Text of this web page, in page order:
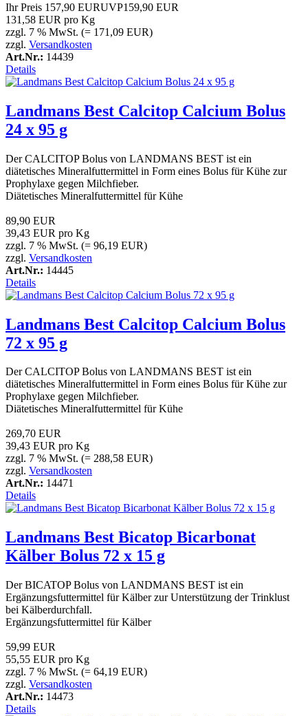
Ihr Preis 157,90 EURUVP159,90 EUR
131,58 EUR pro Kg
zzgl. 7 % MwSt. (= 171,09 EUR)
zzgl. Versandkosten
Art.Nr.: 14439
Details
Landmans Best Calcitop Calcium Bolus
24 x 95 g
Der CALCITOP Bolus von LANDMANS BEST ist ein
diätetisches Mineralfuttermittel in Form eines Bolus für Kühe zur
Prophylaxe gegen Milchfieber.
Diätetisches Mineralfuttermittel für Kühe
89,90 EUR
39,43 EUR pro Kg
zzgl. 7 % MwSt. (= 96,19 EUR)
zzgl. Versandkosten
Art.Nr.: 14445
Details
Landmans Best Calcitop Calcium Bolus
72 x 95 g
Der CALCITOP Bolus von LANDMANS BEST ist ein
diätetisches Mineralfuttermittel in Form eines Bolus für Kühe zur
Prophylaxe gegen Milchfieber.
Diätetisches Mineralfuttermittel für Kühe
269,70 EUR
39,43 EUR pro Kg
zzgl. 7 % MwSt. (= 288,58 EUR)
zzgl. Versandkosten
Art.Nr.: 14471
Details
Landmans Best Bicatop Bicarbonat
Kälber Bolus 72 x 15 g
Der BICATOP Bolus von LANDMANS BEST ist ein
Ergänzungsfuttermittel für Kälber zur Unterstützung der Trinklust
bei Kälberdurchfall.
Ergänzungsfuttermittel für Kälber
59,99 EUR
55,55 EUR pro Kg
zzgl. 7 % MwSt. (= 64,19 EUR)
zzgl. Versandkosten
Art.Nr.: 14473
Details